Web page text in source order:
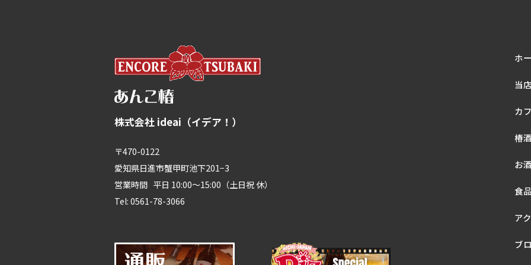
ホ
当
カ
椿
お酒
食品
ア
ブ
株式会社 ideai（イデア！）
〒470-0122
愛知県日進市蟹甲町池下201−3
営業時間 平日 10:00～15:00（土日祝 休）
Tel: 0561-78-3066